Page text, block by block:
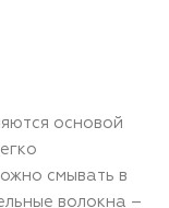
основой
смывать в
волокна –